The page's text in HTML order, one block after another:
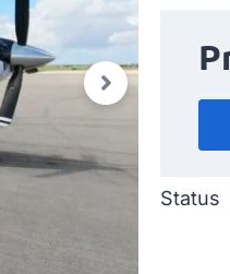
Status